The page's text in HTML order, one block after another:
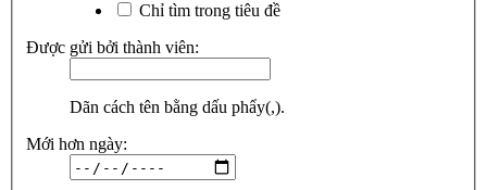
Chỉ tìm trong tiêu đề
Được gửi bởi thành viên:
Dãn cách tên bằng dấu phẩy(,).
Mới hơn ngày: